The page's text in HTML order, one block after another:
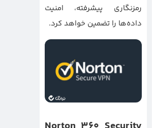
رمزنگاری پیشرفته، امنیت
داده‌ها را تضمین خواهد کرد.